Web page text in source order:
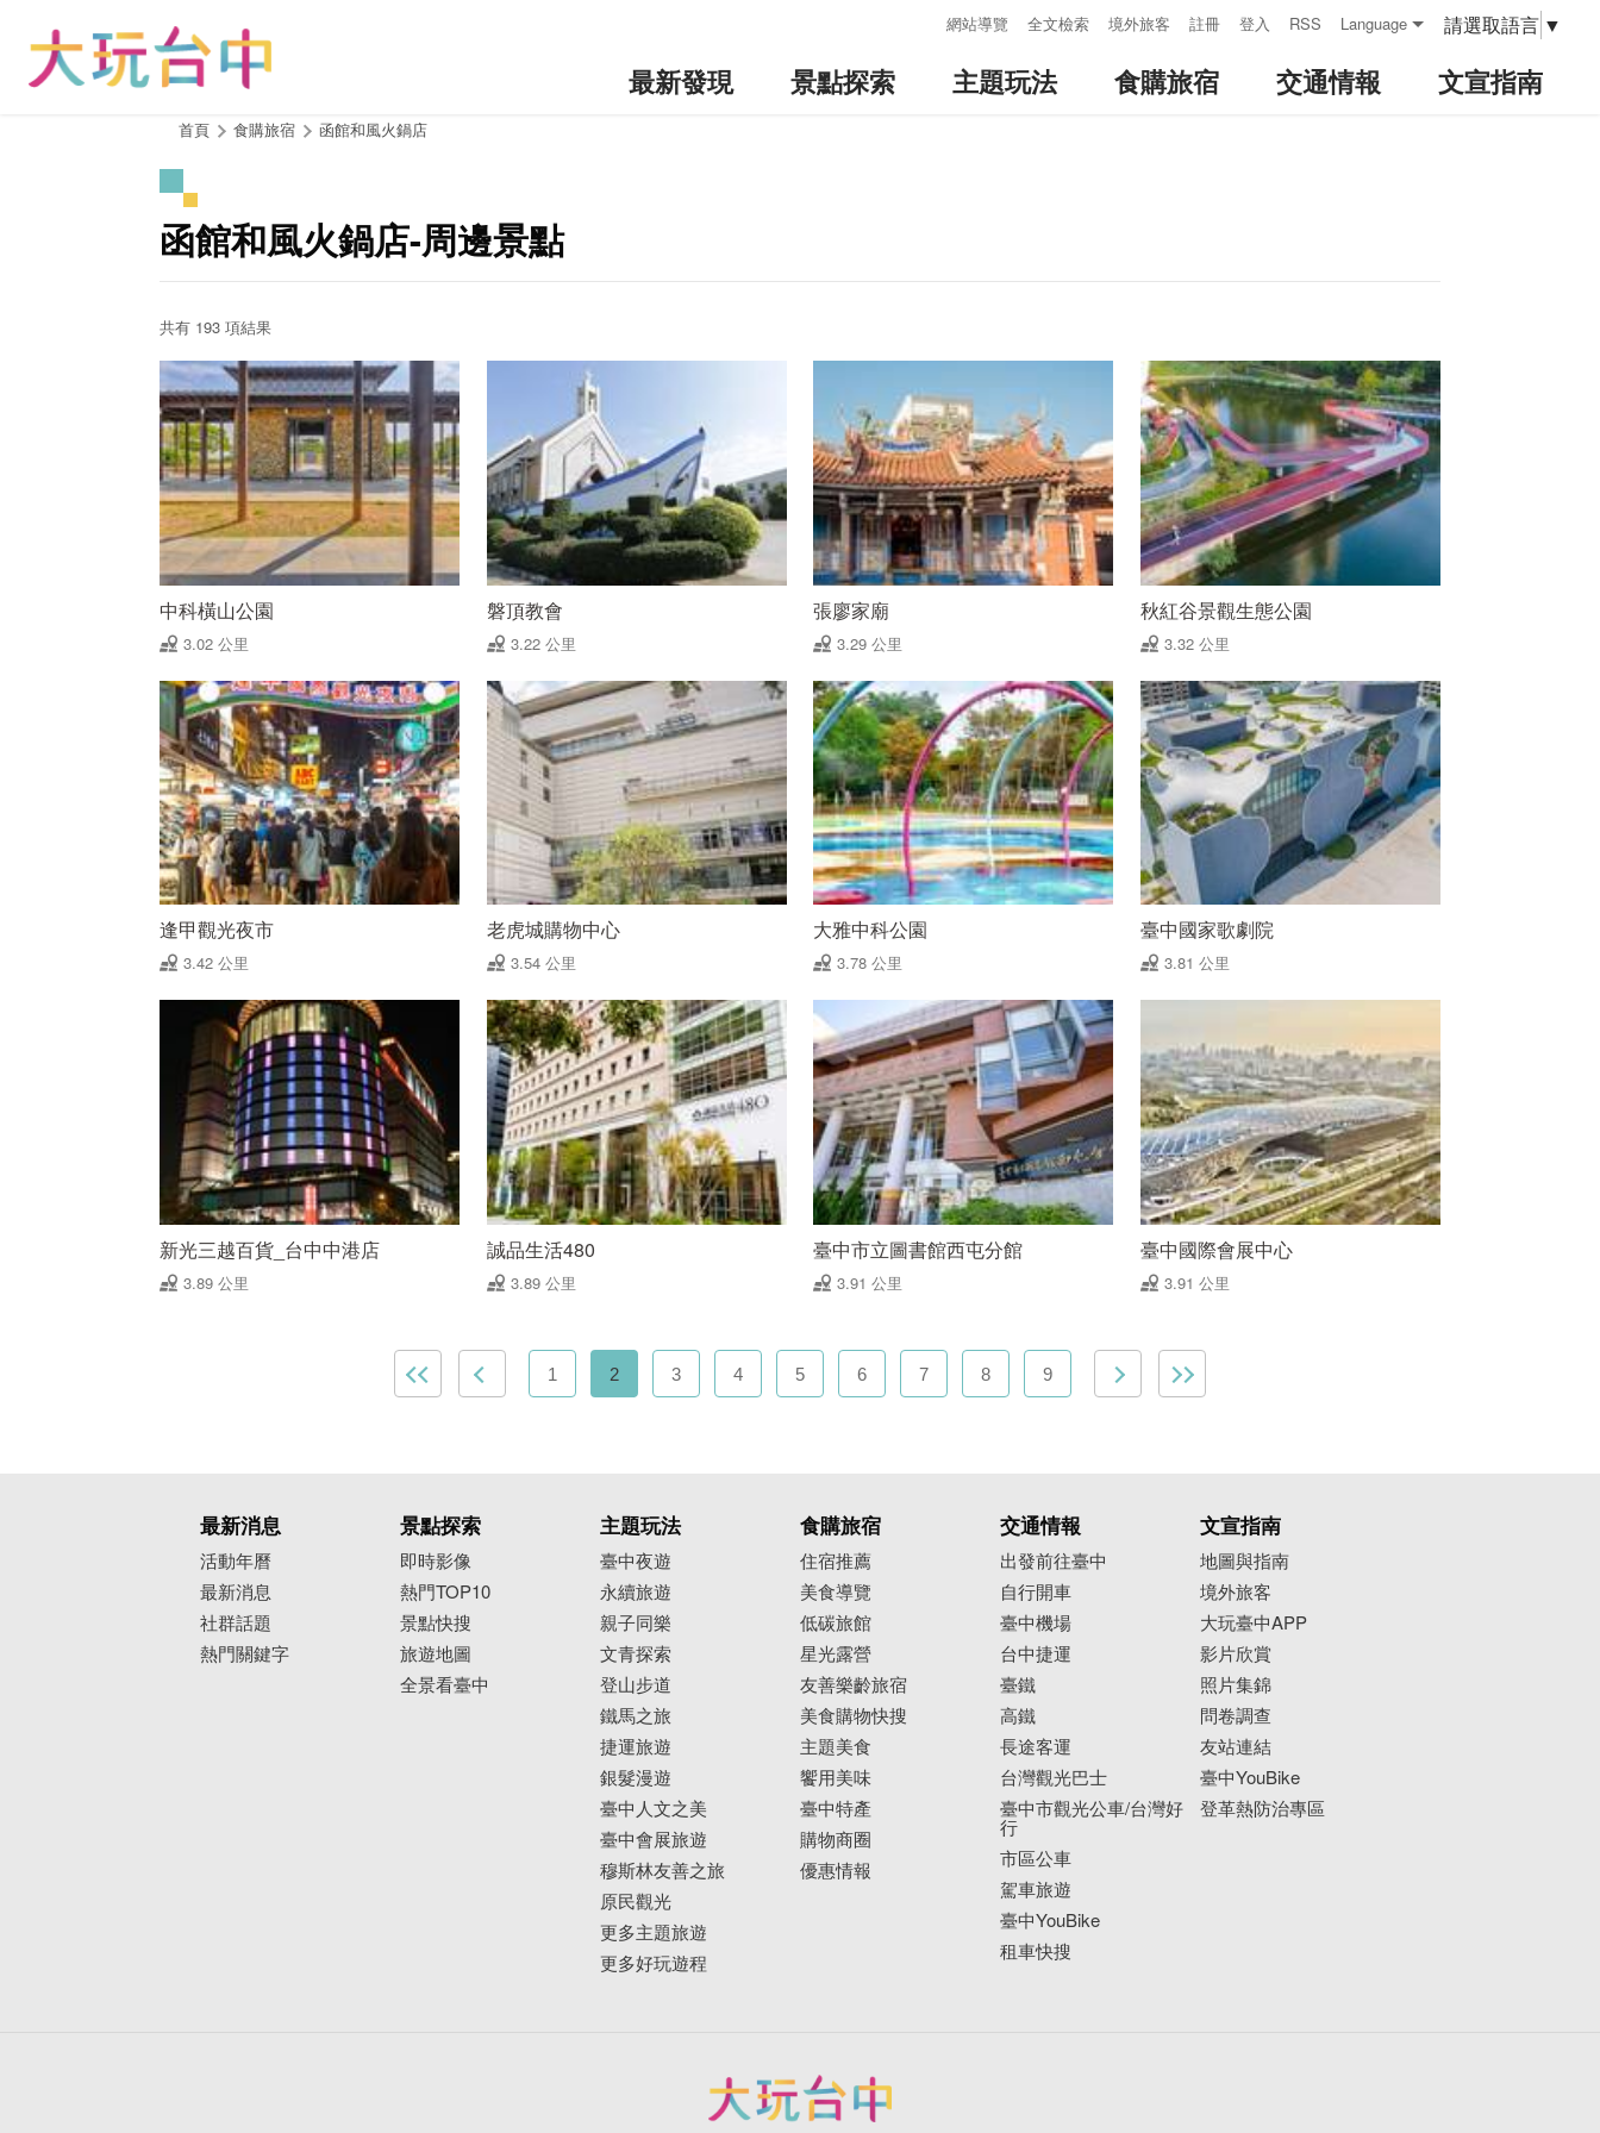
網站導覽 全文檢索 境外旅客 註冊 登入 RSS Language 請選取語言 ▼
最新發現 景點探索 主題玩法 食購旅宿 交通情報 文宣指南
首頁 食購旅宿 函館和風火鍋店
函館和風火鍋店-周邊景點
共有 193 項結果
中科橫山公園
3.02 公里
磐頂教會
3.22 公里
張廖家廟
3.29 公里
秋紅谷景觀生態公園
3.32 公里
逢甲觀光夜市
3.42 公里
老虎城購物中心
3.54 公里
大雅中科公園
3.78 公里
臺中國家歌劇院
3.81 公里
新光三越百貨_台中中港店
3.89 公里
誠品生活480
3.89 公里
臺中市立圖書館西屯分館
3.91 公里
臺中國際會展中心
3.91 公里
1 2 3 4 5 6 7 8 9
最新消息
活動年曆
最新消息
社群話題
熱門關鍵字
景點探索
即時影像
熱門TOP10
景點快搜
旅遊地圖
全景看臺中
主題玩法
臺中夜遊
永續旅遊
親子同樂
文青探索
登山步道
鐵馬之旅
捷運旅遊
銀髮漫遊
臺中人文之美
臺中會展旅遊
穆斯林友善之旅
原民觀光
更多主題旅遊
更多好玩遊程
食購旅宿
住宿推薦
美食導覽
低碳旅館
星光露營
友善樂齡旅宿
美食購物快搜
主題美食
饗用美味
臺中特產
購物商圈
優惠情報
交通情報
出發前往臺中
自行開車
臺中機場
台中捷運
臺鐵
高鐵
長途客運
台灣觀光巴士
臺中市觀光公車/台灣好
行
市區公車
駕車旅遊
臺中YouBike
租車快搜
文宣指南
地圖與指南
境外旅客
大玩臺中APP
影片欣賞
照片集錦
問卷調查
友站連結
臺中YouBike
登革熱防治專區